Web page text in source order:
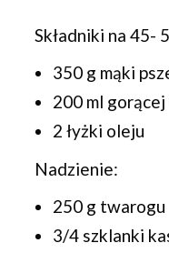
Składniki na 45-
350 g mąki
200 ml
2 łyżki oleju
Nadzienie:
250 g twarogu
3/4 szklanki